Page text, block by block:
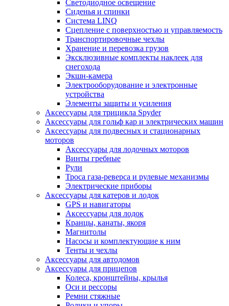
Светодиодное освещение
Сиденья и спинки
Система LINQ
Сцепление с поверхностью и управляемость
Транспортировочные чехлы
Хранение и перевозка грузов
Эксклюзивные комплекты наклеек для
снегохода
Экшн-камера
Электрооборудование и электронные
устройства
Элементы защиты и усиления
Аксессуары для трицикла Spyder
Аксессуары для гольф кар и электрических машин
Аксессуары для подвесных и стационарных
моторов
Аксессуары для лодочных моторов
Винты гребные
Рули
Троса газа-реверса и рулевые механизмы
Электрические приборы
Аксессуары для катеров и лодок
GPS и навигаторы
Аксессуары для лодок
Кранцы, канаты, якоря
Магнитолы
Насосы и комплектующие к ним
Тенты и чехлы
Аксессуары для автодомов
Аксессуары для прицепов
Колеса, кронштейны, крылья
Оси и рессоры
Ремни стяжные